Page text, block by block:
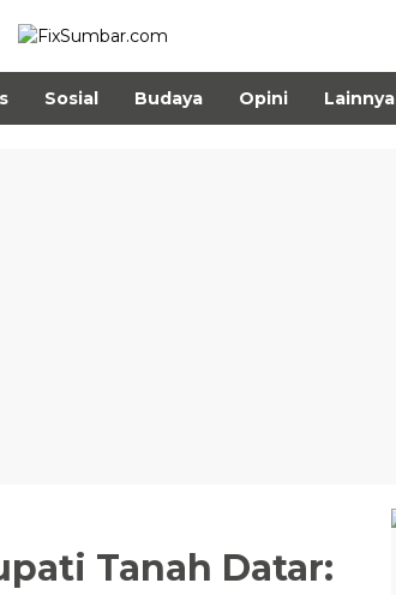
Sosial Budaya Opini Lainnya
Tanah Datar: